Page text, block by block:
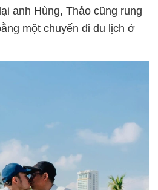
anh Hùng, Thảo cũng rung
một chuyến đi du lịch ở